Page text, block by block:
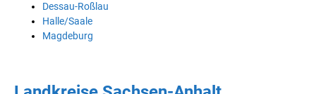
Dessau-Roßlau
Halle/Saale
Magdeburg